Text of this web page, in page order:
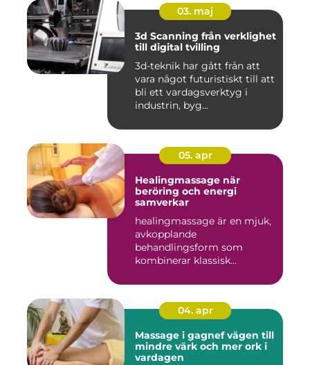
03. maj
3d Scanning från verklighet
till digital tvilling
3d-teknik har gått från att
vara något futuristiskt till att
bli ett vardagsverktyg i
industrin, byg...
05. apr
Healingmassage när
beröring och energi
samverkar
healingmassage är en mjuk,
avkopplande
behandlingsform som
kombinerar klassisk
04. apr
Massage i gagnef vägen till
mindre värk och mer ork i
vardagen